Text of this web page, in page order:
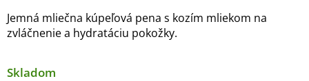
Jemná mliečna kúpeľová pena s kozím mliekom na
zvláčnenie a hydratáciu pokožky.
Skladom